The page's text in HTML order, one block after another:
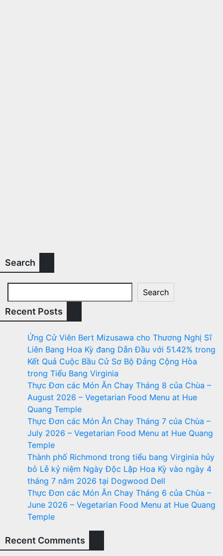
Search
Search
Recent Posts
Ứng Cử Viên Bert Mizusawa cho Thương Nghị Sĩ
Liên Bang Hoa Kỳ đang Dẫn Đầu với 51.42% trong
Kết Quả Cuộc Bầu Cử Sơ Bộ Đảng Cộng Hòa
trong Tiểu Bang Virginia
Thực Đơn các Món Ăn Chay Tháng 8 của Chùa –
August 2026 – Vegetarian Food Menu at Hue
Quang Temple
Thực Đơn các Món Ăn Chay Tháng 7 của Chùa –
July 2026 – Vegetarian Food Menu at Hue Quang
Temple
Thành phố Richmond trong tiểu bang Virginia hủy
bỏ Lễ kỷ niệm Ngày Độc Lập Hoa Kỳ vào ngày 4
tháng 7 năm 2026 tại Dogwood Dell
Thực Đơn các Món Ăn Chay Tháng 6 của Chùa –
June 2026 – Vegetarian Food Menu at Hue Quang
Temple
Recent Comments